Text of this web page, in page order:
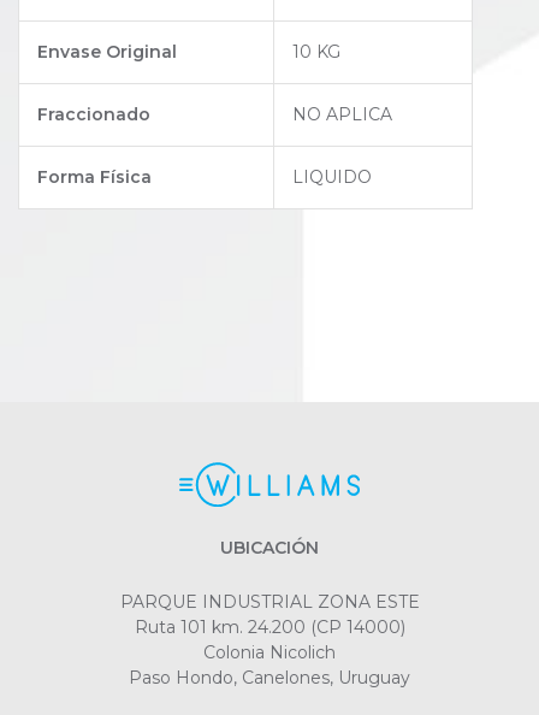
Envase Original 10 KG
Fraccionado NO APLICA
Forma Física LIQUIDO
UBICACIÓN
PARQUE INDUSTRIAL ZONA ESTE
Ruta 101 km. 24.200 (CP 14000)
Colonia Nicolich
Paso Hondo, Canelones, Uruguay